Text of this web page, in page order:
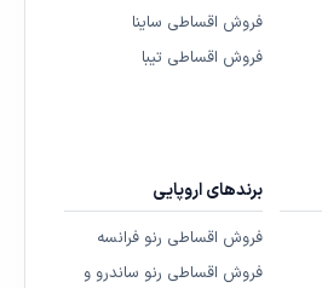
فروش اقساطی ساینا
فروش اقساطی تیبا
برندهای اروپایی
فروش اقساطی رنو فرانسه
فروش اقساطی رنو ساندرو و